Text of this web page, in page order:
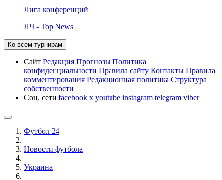
Лига конференций
ЛЧ - Top News
Ко всем турнирам
Сайт Редакция Прогнозы Политика
конфиденциальности Правила сайту Контакты Правила
комментирования Редакционная политика Структура
собственности
Соц. сети facebook x youtube instagram telegram viber
Футбол 24
Новости футбола
Украина